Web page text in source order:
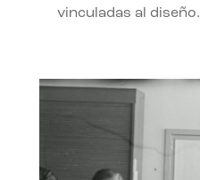
vinculadas al diseño.